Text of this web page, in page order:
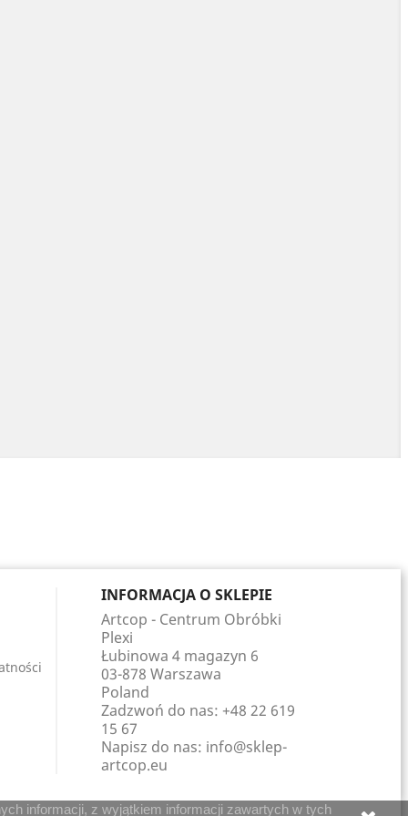
INFORMACJA O SKLEPIE
Artcop - Centrum Obróbki
Plexi
Łubinowa 4 magazyn 6
03-878 Warszawa
Poland
Zadzwoń do nas: +48 22 619
15 67
Napisz do nas: info@sklep-
artcop.eu
informacji, z wyjątkiem informacji zawartych w tych